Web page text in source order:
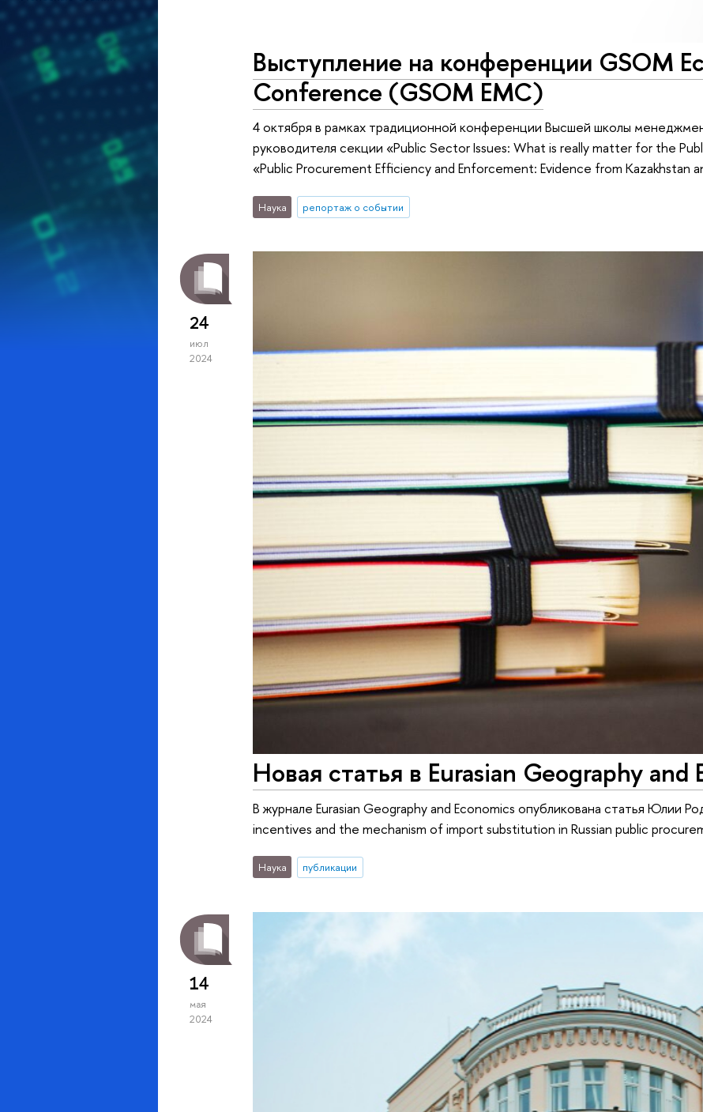
Выступление на конференции GSOM
Conference (GSOM EMC)
4 октября в рамках традиционной конференции Высшей школы
руководителя секции «Public Sector Issues: What is really matter for the
«Public Procurement Efficiency and Enforcement: Evidence from Kazakhstan
Наука репортаж о событии
24
июл
2024
Новая статья в Eurasian Geography and
В журнале Eurasian Geography and Economics опубликована статья Юлии
incentives and the mechanism of import substitution in Russian public
Наука публикации
14
мая
2024